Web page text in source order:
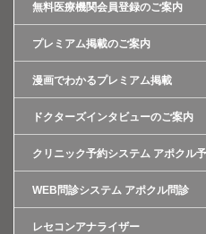
無料医療機関会員登録のご案内
プレミアム掲載のご案内
漫画でわかるプレミアム掲載
ドクターズインタビューのご案内
クリニック予約システム アポクル
WEB問診システム アポクル問診
レセコンアナライザー